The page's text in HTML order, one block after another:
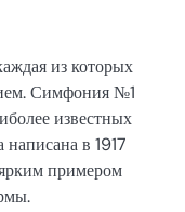
из которых
Симфония №1
известных
в 1917
примером